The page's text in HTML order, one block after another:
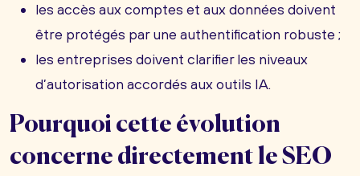
les accès aux comptes et aux données doivent
être protégés par une authentification robuste ;
les entreprises doivent clarifier les niveaux
d’autorisation accordés aux outils IA.
Pourquoi cette évolution
concerne directement le SEO